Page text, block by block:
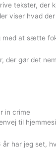
tekster, der
viser hvad
at sætte
der gør det
in crime
til
har jeg set,